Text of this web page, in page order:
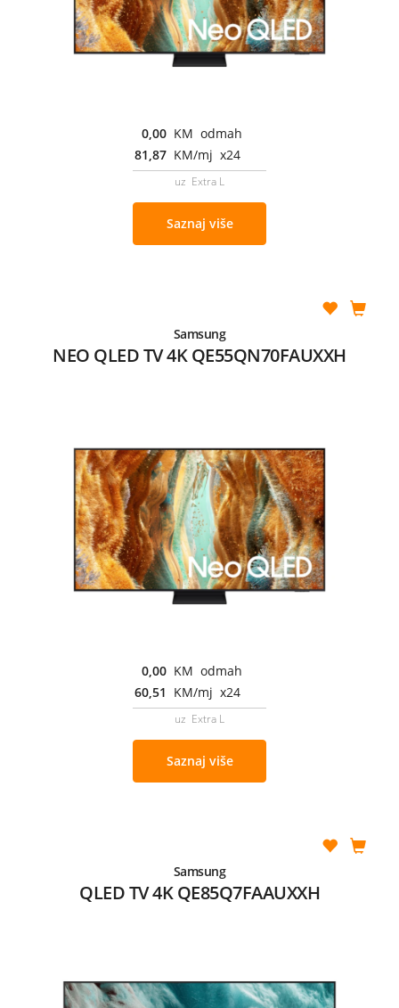
0,00 KM odmah
81,87 KM/mj x24
uz Extra L
Saznaj više
Samsung
NEO QLED TV 4K QE55QN70FAUXXH
0,00 KM odmah
60,51 KM/mj x24
uz Extra L
Saznaj više
Samsung
QLED TV 4K QE85Q7FAAUXXH